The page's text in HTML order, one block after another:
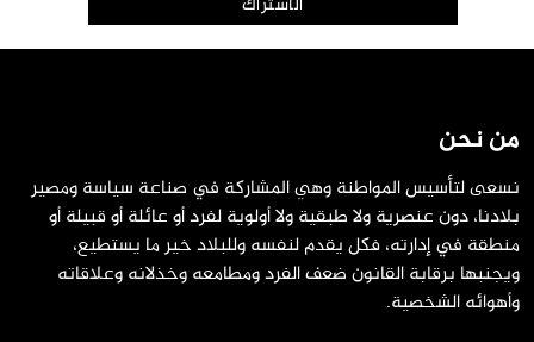
من نحن
نسعى لتأسيس المواطنة وهي المشاركة في صناعة سياسة ومصير
بلادنا، دون عنصرية ولا طبقية ولا أولوية لفرد أو عائلة أو قبيلة أو
منطقة في إدارته، فكل يقدم لنفسه وللبلاد خير ما يستطيع،
ويجنبها برقابة القانون ضعف الفرد ومطامعه وخذلانه وعلاقاته
وأهوائه الشخصية.